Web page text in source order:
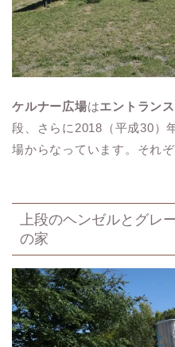
ケルナー広場はエントラン
段、さらに2018（平成30）
場からなっています。それ
上段のヘンゼルとグレ
の家